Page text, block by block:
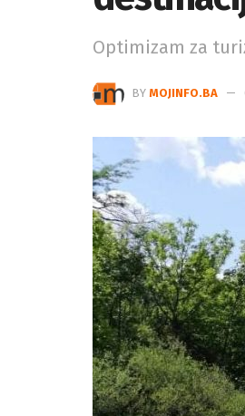
Optimizam za
BY MOJINFO.BA